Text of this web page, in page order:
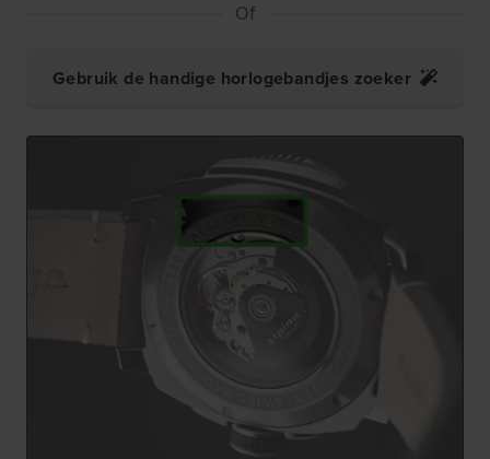
Of
Gebruik de handige horlogebandjes zoeker